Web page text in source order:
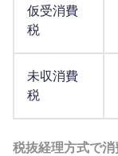
仮受消費
税
未収消費
税
税抜経理方式で